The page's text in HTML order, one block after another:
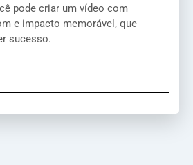
pode criar um vídeo com
e impacto memorável, que
sucesso.